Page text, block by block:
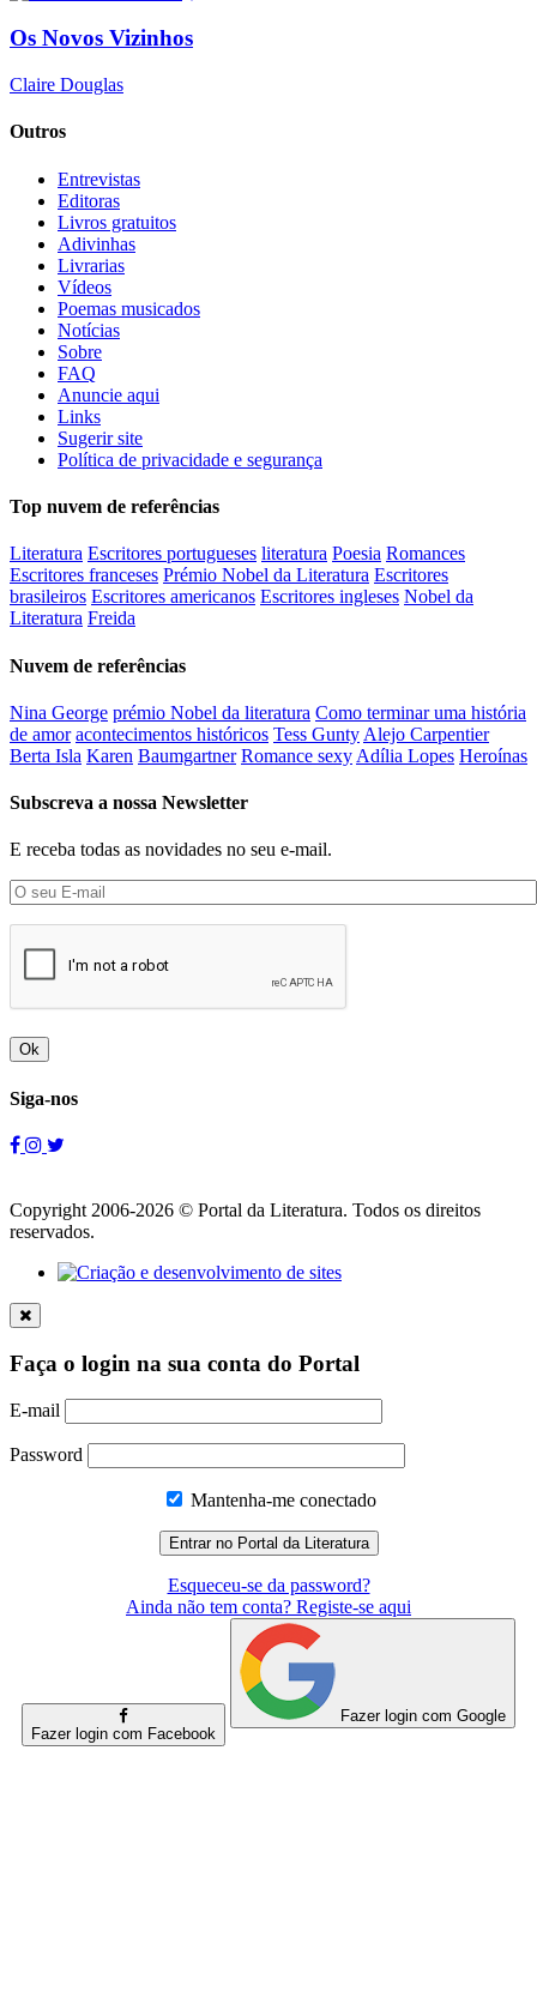
Os Novos Vizinhos
Claire Douglas
Outros
Entrevistas
Editoras
Livros gratuitos
Adivinhas
Livrarias
Vídeos
Poemas musicados
Notícias
Sobre
FAQ
Anuncie aqui
Links
Sugerir site
Política de privacidade e segurança
Top nuvem de referências
Literatura Escritores portugueses literatura Poesia Romances
Escritores franceses Prémio Nobel da Literatura Escritores
brasileiros Escritores americanos Escritores ingleses Nobel da
Literatura Freida
Nuvem de referências
Nina George prémio Nobel da literatura Como terminar uma história
de amor acontecimentos históricos Tess Gunty Alejo Carpentier
Berta Isla Karen Baumgartner Romance sexy Adília Lopes Heroínas
Subscreva a nossa Newsletter
E receba todas as novidades no seu e-mail.
Ok
Siga-nos
Copyright 2006-2026 © Portal da Literatura. Todos os direitos
reservados.
Faça o login na sua conta do Portal
E-mail
Password
Mantenha-me conectado
Esqueceu-se da password?
Ainda não tem conta? Registe-se aqui
Fazer login com Facebook
Fazer login com Google